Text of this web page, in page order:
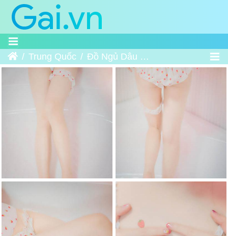
Trang chủTrung Quốc Đồ Ngủ Dâu Tây - 草莓睡衣